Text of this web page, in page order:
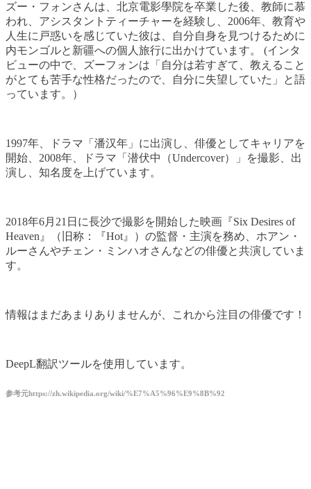
ズー・フォンさんは、北京電影學院を卒業した後、教師に慕
われ、アシスタントティーチャーを経験し、2006年、教育や
人生に戸惑いを感じていた彼は、自分自身を見つけるために
内モンゴルと新疆への個人旅行に出かけています。 (インタ
ビューの中で、ズーフォンは「自分は若すぎて、教えること
がとても苦手な性格だったので、自分に失望していた」と語
っています。）
1997年、ドラマ「潘汉年」に出演し、俳優としてキャリアを
開始、2008年、ドラマ「潜伏中（Undercover）」を撮影、出
演し、知名度を上げています。
2018年6月21日に長沙で撮影を開始した映画『Six Desires of
Heaven』（旧称：『Hot』）の監督・主演を務め、ホアン・
ルーさんやチェン・ミンハオさんなどの俳優と共演していま
す。
情報はまだあまりありませんが、これから注目の俳優です！
DeepL翻訳ツールを使用しています。
参考元https://zh.wikipedia.org/wiki/%E7%A5%96%E9%8B%92